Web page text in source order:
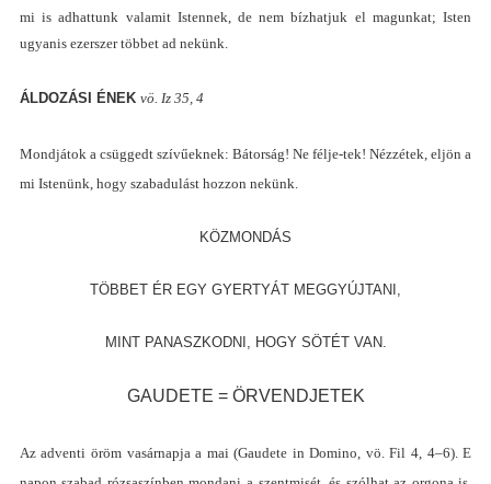
mi is adhattunk valamit Istennek, de nem bízhatjuk el magunkat; Isten
ugyanis ezerszer többet ad nekünk.
ÁLDOZÁSI ÉNEK vö. Iz 35, 4
Mondjátok a csüggedt szívűeknek: Bátorság!Ne félje-tek!Nézzétek, eljön a
mi Istenünk, hogy szabadulást hozzon nekünk.
KÖZMONDÁS
TÖBBET ÉR EGY GYERTYÁT MEGGYÚJTANI,
MINT PANASZKODNI, HOGY SÖTÉT VAN.
GAUDETE = ÖRVENDJETEK
Az adventi öröm vasárnapja a mai(Gaudete in Domino, vö. Fil 4, 4–6). E